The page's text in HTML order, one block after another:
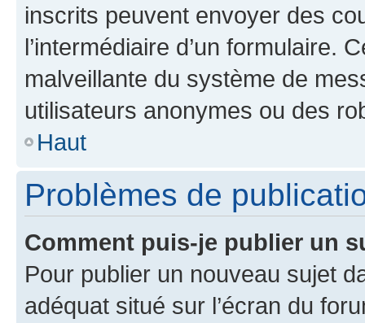
inscrits peuvent envoyer des
l’intermédiaire d’un formulaire.
malveillante du système de
utilisateurs anonymes ou des
Haut
Problèmes de
Comment puis-je publier un
Pour publier un nouveau sujet
adéquat situé sur l’écran du